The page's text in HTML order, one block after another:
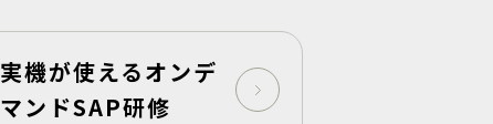
実機が使えるオンデ
マンドSAP研修